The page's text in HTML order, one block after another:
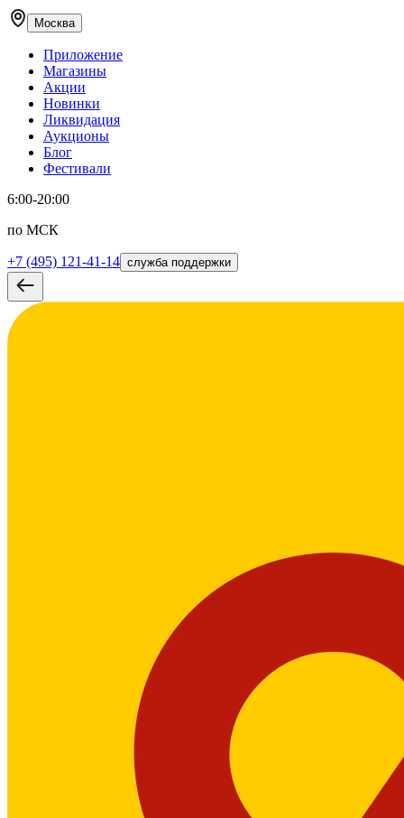
Москва
Приложение
Магазины
Акции
Новинки
Ликвидация
Аукционы
Блог
Фестивали
6:00-20:00
по МСК
+7 (495) 121-41-14 служба поддержки